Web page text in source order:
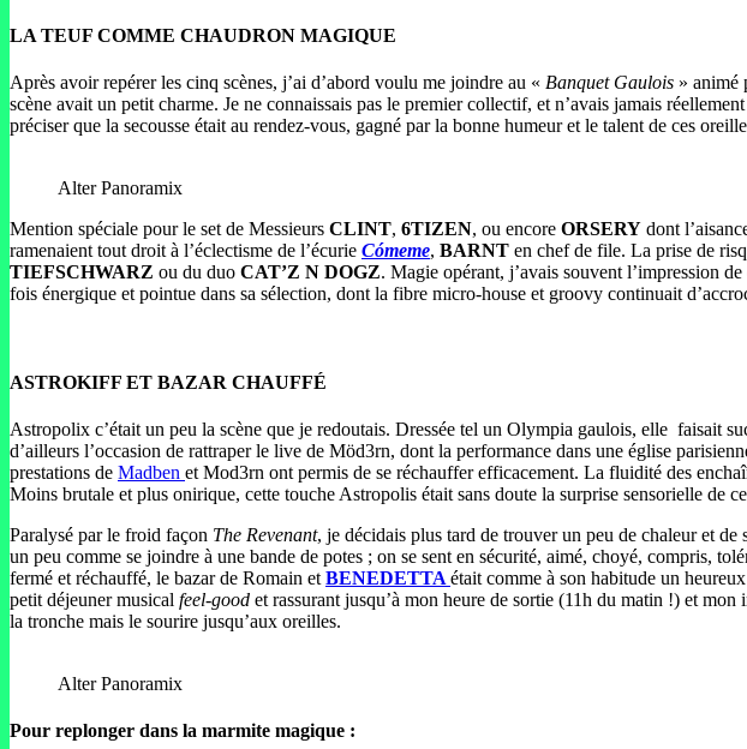
LA TEUF COMME CHAUDRON MAGIQUE
Après avoir repérer les cinq scènes, j’ai d’abord voulu me joindre au « Banquet Gaulois » animé
scène avait un petit charme. Je ne connaissais pas le premier collectif, et n’avais jamais
préciser que la secousse était au rendez-vous, gagné par la bonne humeur et le talent de ces
Alter Panoramix
Mention spéciale pour le set de Messieurs CLINT, 6TIZEN, ou encore ORSERY dont
ramenaient tout droit à l’éclectisme de l’écurie Cómeme, BARNT en chef de file. La prise de
TIEFSCHWARZ ou du duo CAT’Z N DOGZ. Magie opérant, j’avais souvent l’impression
fois énergique et pointue dans sa sélection, dont la fibre micro-house et groovy continuait
ASTROKIFF ET BAZAR CHAUFFÉ
Astropolix c’était un peu la scène que je redoutais. Dressée tel un Olympia gaulois, elle faisait
d’ailleurs l’occasion de rattraper le live de Möd3rn, dont la performance dans une église
prestations de Madben et Mod3rn ont permis de se réchauffer efficacement. La fluidité des
Moins brutale et plus onirique, cette touche Astropolis était sans doute la surprise sensorielle de
Paralysé par le froid façon The Revenant, je décidais plus tard de trouver un peu de chaleur et
un peu comme se joindre à une bande de potes ; on se sent en sécurité, aimé, choyé, compris,
fermé et réchauffé, le bazar de Romain et BENEDETTA était comme à son habitude un
petit déjeuner musical feel-good et rassurant jusqu’à mon heure de sortie (11h du matin !) et mon
la tronche mais le sourire jusqu’aux oreilles.
Alter Panoramix
Pour replonger dans la marmite magique :